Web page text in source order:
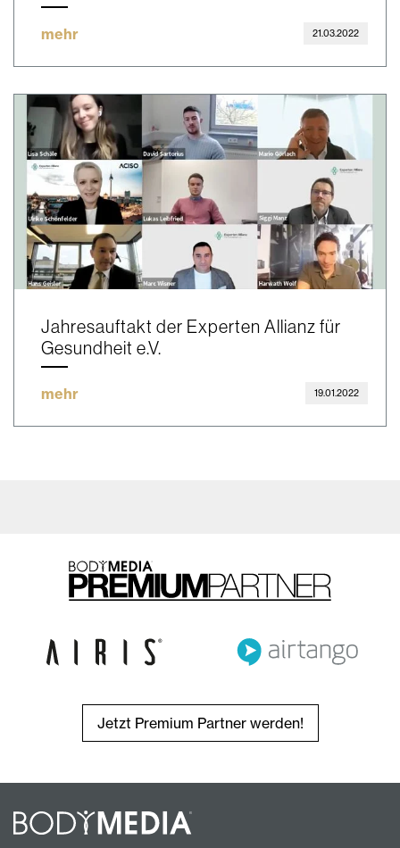
mehr 21.03.2022
Jahresauftakt der Experten Allianz für
Gesundheit e.V.
mehr 19.01.2022
Jetzt Premium Partner werden!